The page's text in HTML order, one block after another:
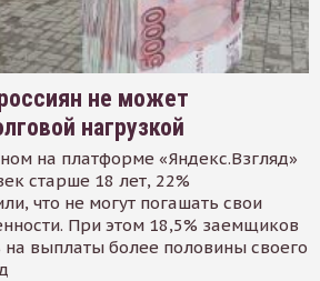
не может
нагрузкой
на платформе «Яндекс.Взгляд»
старше 18 лет, 22%
что не могут погашать свои
При этом 18,5% заемщиков
выплаты более половины своего